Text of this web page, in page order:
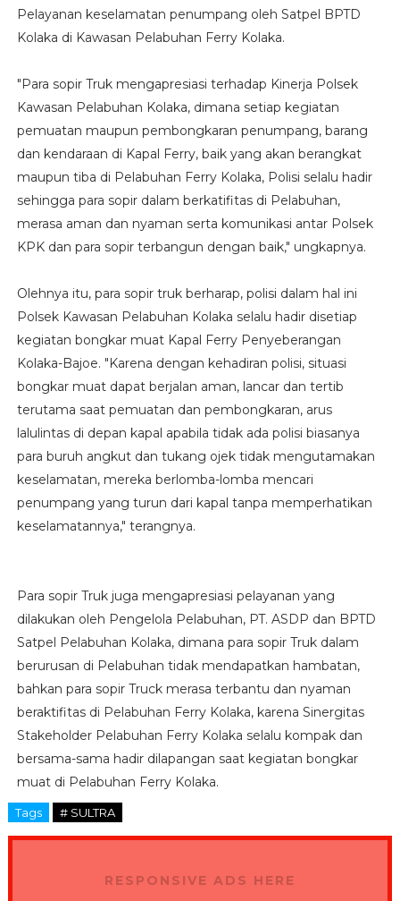
Pelayanan keselamatan penumpang oleh Satpel BPTD
Kolaka di Kawasan Pelabuhan Ferry Kolaka.
"Para sopir Truk mengapresiasi terhadap Kinerja Polsek
Kawasan Pelabuhan Kolaka, dimana setiap kegiatan
pemuatan maupun pembongkaran penumpang, barang
dan kendaraan di Kapal Ferry, baik yang akan berangkat
maupun tiba di Pelabuhan Ferry Kolaka, Polisi selalu hadir
sehingga para sopir dalam berkatifitas di Pelabuhan,
merasa aman dan nyaman serta komunikasi antar Polsek
KPK dan para sopir terbangun dengan baik," ungkapnya.
Olehnya itu, para sopir truk berharap, polisi dalam hal ini
Polsek Kawasan Pelabuhan Kolaka selalu hadir disetiap
kegiatan bongkar muat Kapal Ferry Penyeberangan
Kolaka-Bajoe. "Karena dengan kehadiran polisi, situasi
bongkar muat dapat berjalan aman, lancar dan tertib
terutama saat pemuatan dan pembongkaran, arus
lalulintas di depan kapal apabila tidak ada polisi biasanya
para buruh angkut dan tukang ojek tidak mengutamakan
keselamatan, mereka berlomba-lomba mencari
penumpang yang turun dari kapal tanpa memperhatikan
keselamatannya," terangnya.
Para sopir Truk juga mengapresiasi pelayanan yang
dilakukan oleh Pengelola Pelabuhan, PT. ASDP dan BPTD
Satpel Pelabuhan Kolaka, dimana para sopir Truk dalam
berurusan di Pelabuhan tidak mendapatkan hambatan,
bahkan para sopir Truck merasa terbantu dan nyaman
beraktifitas di Pelabuhan Ferry Kolaka, karena Sinergitas
Stakeholder Pelabuhan Ferry Kolaka selalu kompak dan
bersama-sama hadir dilapangan saat kegiatan bongkar
muat di Pelabuhan Ferry Kolaka.
Tags # SULTRA
RESPONSIVE ADS HERE